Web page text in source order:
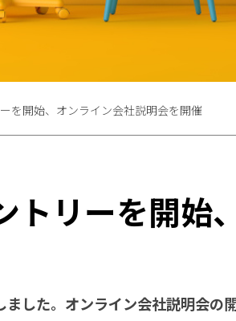
を開始、オンライン会社説明会を開催
リーを開始
した。オンライン会社説明会の